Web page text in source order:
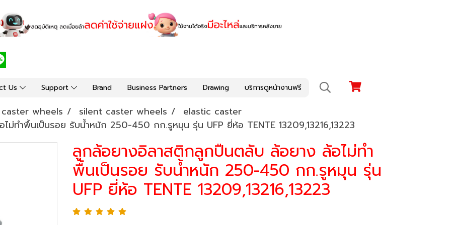
Us Support Brand Business Partners Drawing บริการดูหน้างานฟรี
wheels silent caster wheels
elastic caster
ทำพื้นเป็นรอย รับน้ำหนัก 250-450 กก.รูหมุน รุ่น UFP ยี่ห้อ TENTE 13209,13216,13223
ลูกล้อยางอิลาสติกลูกปืนตลับ ล้อยาง ล้อไม่ทำ
พื้นเป็นรอย รับน้ำหนัก 250-450 กก.รูหมุน รุ่น
UFP ยี่ห้อ TENTE 13209,13216,13223